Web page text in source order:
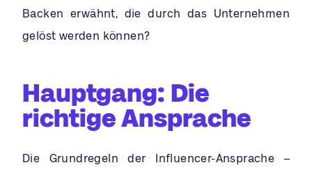
Backen erwähnt, die durch das Unternehmen
gelöst werden können?
Hauptgang: Die
richtige Ansprache
Die Grundregeln der Influencer-Ansprache –